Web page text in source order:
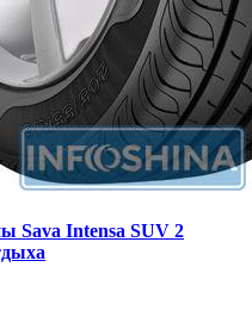
Sava Intensa SUV 2